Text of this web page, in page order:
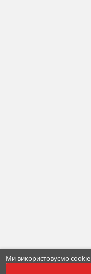
Ми використовуємо